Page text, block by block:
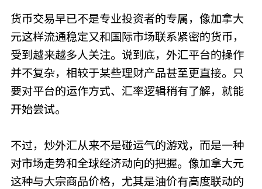
货币交易早已不是专业投资者的专属，像加拿大
元这样流通稳定又和国际市场联系紧密的货币，
受到越来越多人关注。说到底，外汇平台的操作
并不复杂，相较于某些理财产品甚至更直接。只
要对平台的运作方式、汇率逻辑稍有了解，就能
开始尝试。
不过，炒外汇从来不是碰运气的游戏，而是一种
对市场走势和全球经济动向的把握。像加拿大元
这种与大宗商品价格，尤其是油价有高度联动的